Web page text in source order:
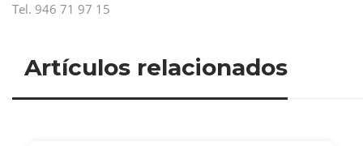
Tel. 946 71 97 15
Artículos relacionados